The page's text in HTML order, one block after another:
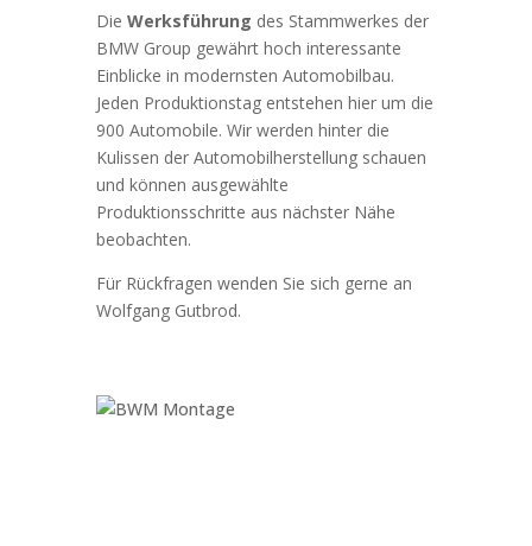
Die Werksführung des Stammwerkes der
BMW Group gewährt hoch interessante
Einblicke in modernsten Automobilbau.
Jeden Produktionstag entstehen hier um die
900 Automobile. Wir werden hinter die
Kulissen der Automobilherstellung schauen
und können ausgewählte
Produktionsschritte aus nächster Nähe
beobachten.
Für Rückfragen wenden Sie sich gerne an
Wolfgang Gutbrod.